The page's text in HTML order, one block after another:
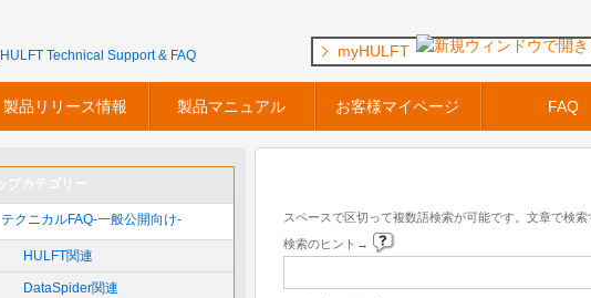
製品リリース情報 製品マニュアル お客様マイページ FAQ
myHULFT
テクニカルFAQ-一般公開向け-
HULFT関連
DataSpider関連
スペースで区切って複数語検索が可能です。文章で検
検索のヒント→